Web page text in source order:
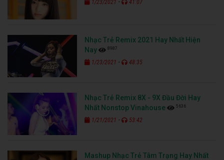
1/23/2021 41:07
Nhạc Trẻ Remix 2021 Hay Nhất Hiện
Nay
8987
1/23/2021 - 48:35
Nhạc Trẻ Remix 8X - 9X Đầu Đời Hay
Nhất Nonstop Vinahouse
5636
1/21/2021 - 53:42
Mashup Nhạc Trẻ Tâm Trạng Hay Nhất